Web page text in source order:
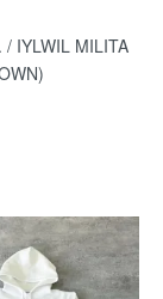
IYLWIL MILITA